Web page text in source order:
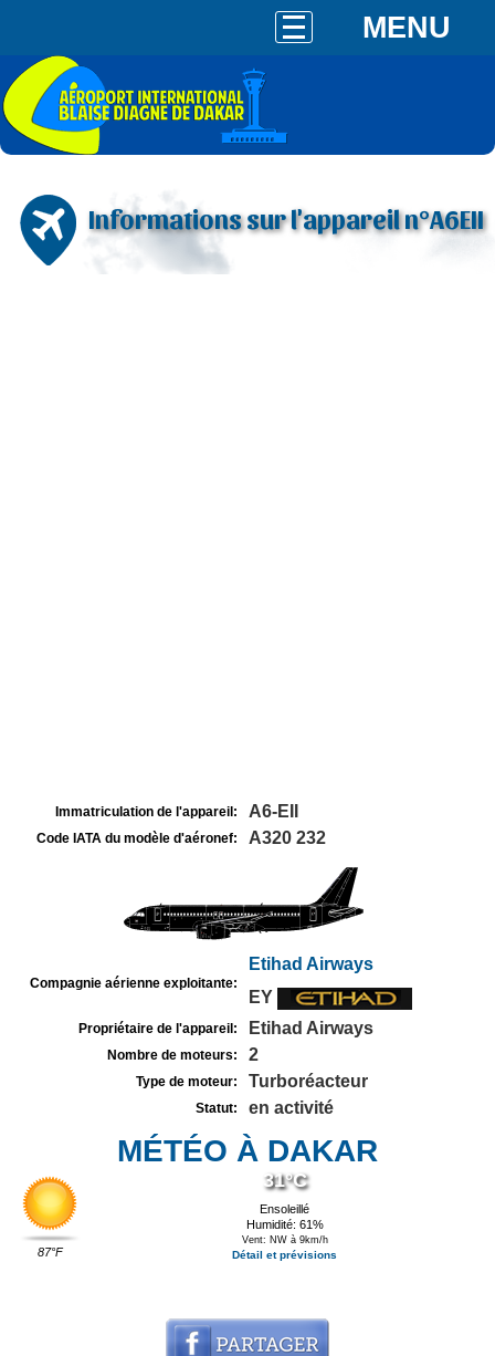
MENU
Informations sur l'appareil n°A6EII
Immatriculation de l'appareil: A6-EII
Code IATA du modèle d'aéronef: A320 232
Compagnie aérienne exploitante:
Etihad Airways
EY
Propriétaire de l'appareil: Etihad Airways
Nombre de moteurs: 2
Type de moteur: Turboréacteur
Statut: en activité
MÉTÉO À DAKAR
87°F
31°C
Ensoleillé
Humidité: 61%
Vent: NW à 9km/h
Détail et prévisions